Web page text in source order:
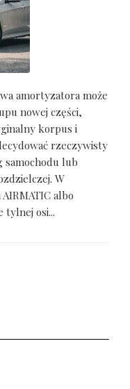
amortyzatora może
nowej części,
korpus i
rzeczywisty
samochodu lub
W
albo
tylnej osi...